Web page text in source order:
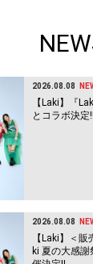
2026.08.08
【Laki】『
とコラボ決定
2026.08.08
【Laki】＜
ki 夏の大感